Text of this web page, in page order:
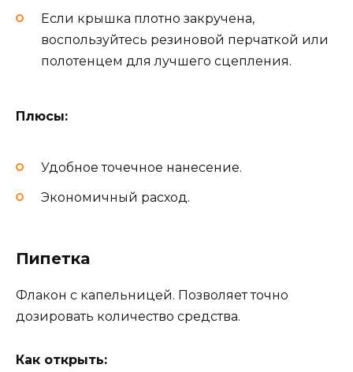
Если крышка плотно закручена,
воспользуйтесь резиновой перчаткой или
полотенцем для лучшего сцепления.
Плюсы:
Удобное точечное нанесение.
Экономичный расход.
Пипетка
Флакон с капельницей. Позволяет точно
дозировать количество средства.
Как открыть: